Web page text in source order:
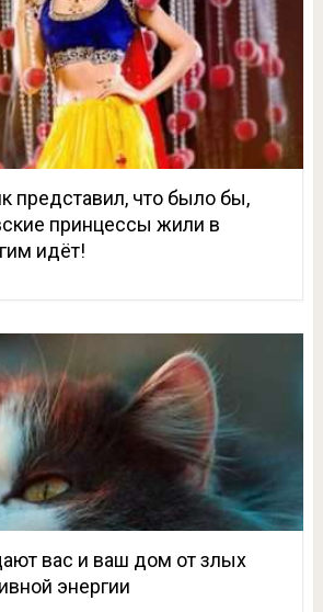
представил, что было бы,
принцессы жили в
идёт!
вас и ваш дом от злых
энергии